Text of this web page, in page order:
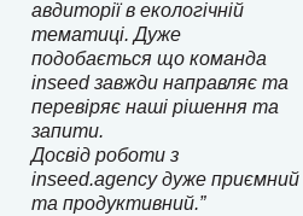
авдиторії в екологічній
тематиці. Дуже
подобається що команда
inseed завжди направляє та
перевіряє наші рішення та
запити.
Досвід роботи з
inseed.agency дуже приємний
та продуктивний.”